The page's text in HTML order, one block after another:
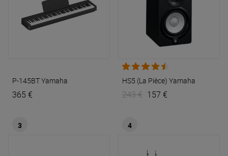
P-145BTYamaha
365 €
HS5 (La Pièce) Yamaha
243 € 157 €
3 4